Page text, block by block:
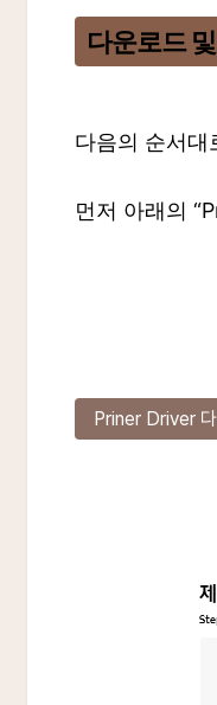
다운로드
다음의 순서대
먼저 아래의
Priner Driver